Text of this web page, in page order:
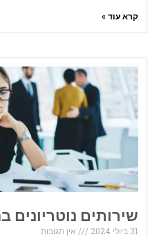
קרא עוד »
שירותים נוטריונים
31 ביולי 2024
אין תגובות